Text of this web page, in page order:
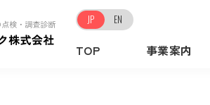
JP EN
TOP 事業案内